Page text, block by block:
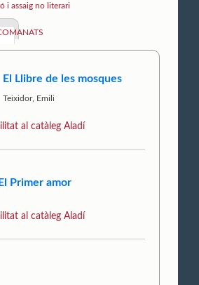
i assaig no literari
El Llibre de les mosques
Teixidor, Emili
al catàleg Aladí
El Primer amor
al catàleg Aladí